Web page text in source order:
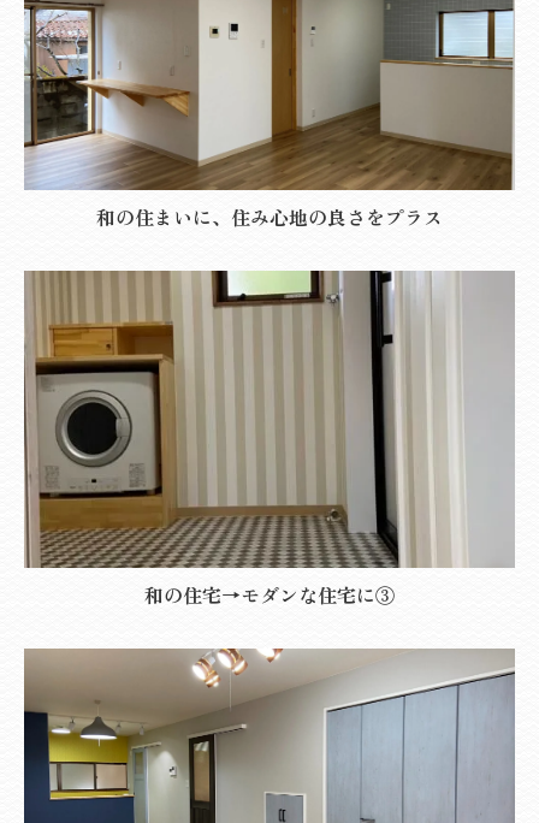
和の住まいに、住み心地の良さをプラス
和の住宅→モダンな住宅に③